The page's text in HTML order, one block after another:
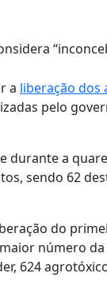
a liberação dos
pelo
durante a
sendo 62
do
número
624